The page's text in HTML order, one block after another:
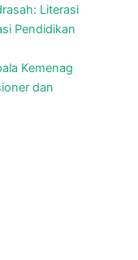
Literasi
Pendidikan
Kemenag
dan